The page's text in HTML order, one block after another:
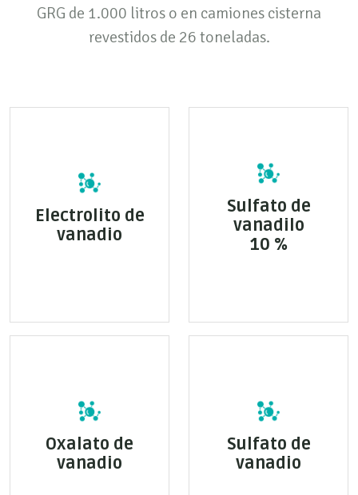
GRG de 1.000 litros o en camiones cisterna
revestidos de 26 toneladas.
Electrolito de
vanadio
Sulfato de
vanadilo
10 %
Oxalato de
vanadio
Sulfato de
vanadio